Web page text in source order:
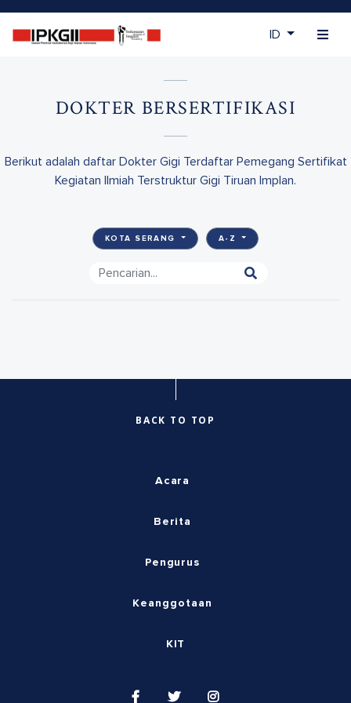
ID
DOKTER BERSERTIFIKASI
Berikut adalah daftar Dokter Gigi Terdaftar Pemegang Sertifikat
Kegiatan Ilmiah Terstruktur Gigi Tiruan Implan.
KOTA SERANG A-Z
BACK TO TOP
Acara
Berita
Pengurus
Keanggotaan
KIT